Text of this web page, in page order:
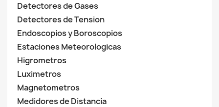
Detectores de Gases
Detectores de Tension
Endoscopios y Boroscopios
Estaciones Meteorologicas
Higrometros
Luximetros
Magnetometros
Medidores de Distancia